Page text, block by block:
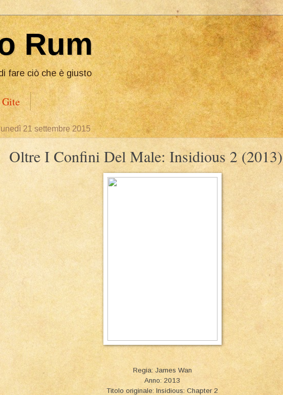
Rum
fare ciò che è giusto
Gite
21 settembre 2015
Oltre I Confini Del Male: Insidious 2 (2013)
Regia: James Wan
Anno: 2013
Titolo originale: Insidious: Chapter 2